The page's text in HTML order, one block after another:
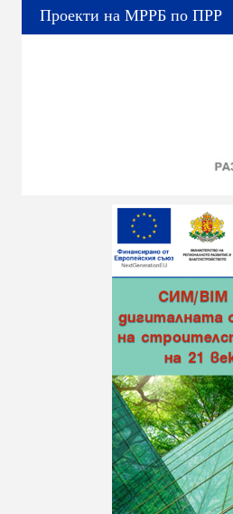
Проекти на МРРБ по ПРР